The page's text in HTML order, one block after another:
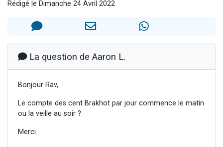
2 nouvelles musiques dans Torah-Box Music
8 personnes viennent de faire un don pour Tsédaka : pauvres d'Israel
2 personnes viennent de faire un don pour 1 Journée de Vacances Pour les Enfants
Rédigé le Dimanche 24 Avril 2022
La question de Aaron L.
Bonjour Rav,
Le compte des cent Brakhot par jour commence le matin
ou la veille au soir ?
Merci.